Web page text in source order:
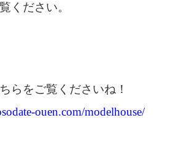
ください。
らをご覧くださいね！
ouen.com/modelhouse/